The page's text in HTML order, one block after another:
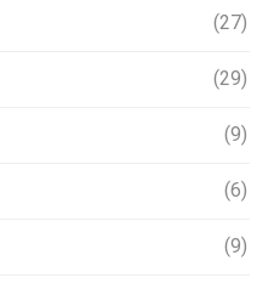
(27)
(29)
(9)
(6)
(9)